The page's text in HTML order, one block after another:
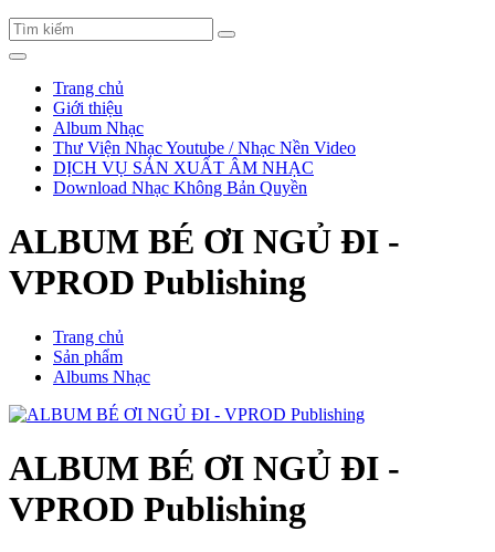
Trang chủ
Giới thiệu
Album Nhạc
Thư Viện Nhạc Youtube / Nhạc Nền Video
DỊCH VỤ SẢN XUẤT ÂM NHẠC
Download Nhạc Không Bản Quyền
ALBUM BÉ ƠI NGỦ ĐI -
VPROD Publishing
Trang chủ
Sản phẩm
Albums Nhạc
ALBUM BÉ ƠI NGỦ ĐI -
VPROD Publishing